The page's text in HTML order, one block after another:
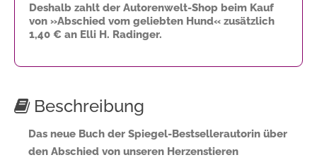
Deshalb zahlt der Autorenwelt-Shop beim Kauf
von »Abschied vom geliebten Hund« zusätzlich
1,40 € an Elli H. Radinger.
Beschreibung
Das neue Buch der Spiegel-Bestsellerautorin über
den Abschied von unseren Herzenstieren